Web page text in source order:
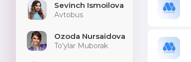
Sevinch Ismoilova
Avtobus
Ozoda Nursaidova
To'ylar Muborak